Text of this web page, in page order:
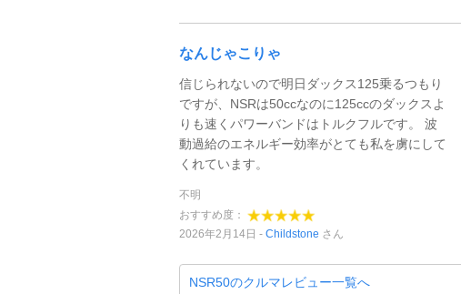
なんじゃこりゃ
信じられないので明日ダックス125乗るつもり
ですが、NSRは50ccなのに125ccのダックスよ
りも速くパワーバンドはトルクフルです。 波
動過給のエネルギー効率がとても私を虜にして
くれています。
不明
おすすめ度：
2026年2月14日
Childstone さん
NSR50のクルマレビュー一覧へ